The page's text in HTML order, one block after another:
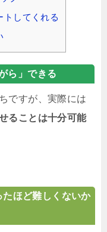
トしてくれる
ら」できる
ですが、実際には
ることは十分可能
ほど難しくないか